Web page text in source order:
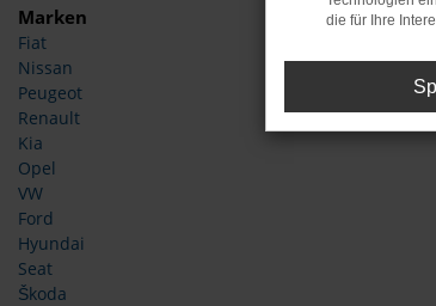
Marken
Fiat
Nissan
Peugeot
Renault
Kia
Opel
VW
Ford
Hyundai
Seat
Škoda
die für Ihre